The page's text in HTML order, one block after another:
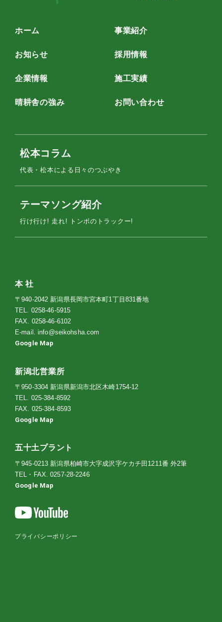
ホーム
お知らせ
企業情報
晴耕舎の強み
事業紹介
採用情報
施工実績
お問い合わせ
松本コラム
代表・松本による日々のつぶやき
テーマソング紹介
行け行け! 走れ! トンボのトラックー!
本 社
〒940-2042 新潟県長岡市宮本町1丁目831番地
TEL. 0258-46-5915
FAX. 0258-46-6102
E-mail.info@seikohsha.com
Google Map
新潟北営業所
〒950-3304 新潟県新潟市北区木崎1754-12
TEL. 025-384-8592
FAX. 025-384-8593
Google Map
五十土プラント
〒945-0213 新潟県柏崎市大字成沢字ケカチ田1211番 外2筆
TEL・FAX.0257-28-2246
Google Map
プライバシーポリシー